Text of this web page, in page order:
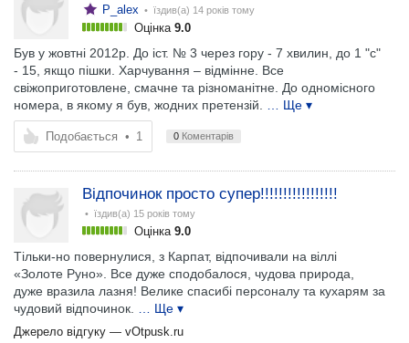
P_alex • їздив(а) 14 років тому
Оцінка 9.0
Був у жовтні 2012р. До іст. № 3 через гору - 7 хвилин, до 1 "с"
- 15, якщо пішки. Харчування – відмінне. Все
свіжоприготовлене, смачне та різноманітне. До одномісного
номера, в якому я був, жодних претензій.
… Ще ▾
Подобається • 1 0 Коментарів
Відпочинок просто супер!!!!!!!!!!!!!!!!!
• їздив(а) 15 років тому
Оцінка 9.0
Тільки-но повернулися, з Карпат, відпочивали на віллі
«Золоте Руно». Все дуже сподобалося, чудова природа,
дуже вразила лазня! Велике спасибі персоналу та кухарям за
чудовий відпочинок.
… Ще ▾
Джерело відгуку — vOtpusk.ru